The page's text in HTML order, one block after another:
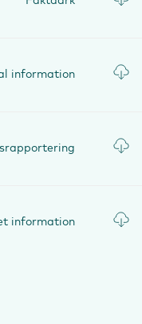
information
information